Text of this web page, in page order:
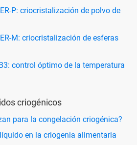
P: criocristalización de polvo de
M: criocristalización de esferas
control óptimo de la temperatura
criogénicos
para la congelación criogénica?
en la criogenia alimentaria